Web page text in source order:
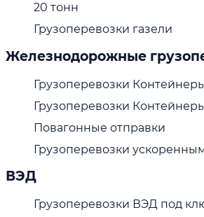
20 тонн
Грузоперевозки газели
Железнодорожные
Грузоперевозки
Грузоперевозки
Повагонные отправки
Грузоперевозки
ВЭД
Грузоперевозки ВЭД под